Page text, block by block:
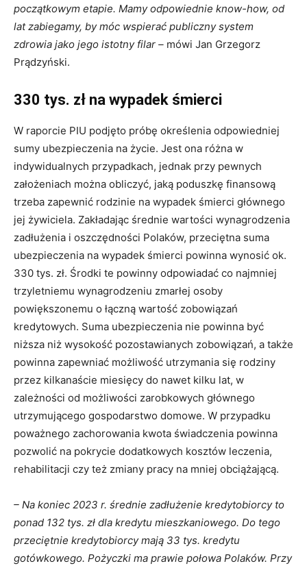
początkowym etapie. Mamy odpowiednie know-how, od
lat zabiegamy, by móc wspierać publiczny system
zdrowia jako jego istotny filar – mówi Jan Grzegorz
Prądzyński.
330 tys. zł na wypadek śmierci
W raporcie PIU podjęto próbę określenia odpowiedniej
sumy ubezpieczenia na życie. Jest ona różna w
indywidualnych przypadkach, jednak przy pewnych
założeniach można obliczyć, jaką poduszkę finansową
trzeba zapewnić rodzinie na wypadek śmierci głównego
jej żywiciela. Zakładając średnie wartości wynagrodzenia
zadłużenia i oszczędności Polaków, przeciętna suma
ubezpieczenia na wypadek śmierci powinna wynosić ok.
330 tys. zł. Środki te powinny odpowiadać co najmniej
trzyletniemu wynagrodzeniu zmarłej osoby
powiększonemu o łączną wartość zobowiązań
kredytowych. Suma ubezpieczenia nie powinna być
niższa niż wysokość pozostawianych zobowiązań, a także
powinna zapewniać możliwość utrzymania się rodziny
przez kilkanaście miesięcy do nawet kilku lat, w
zależności od możliwości zarobkowych głównego
utrzymującego gospodarstwo domowe. W przypadku
poważnego zachorowania kwota świadczenia powinna
pozwolić na pokrycie dodatkowych kosztów leczenia,
rehabilitacji czy też zmiany pracy na mniej obciążającą.
– Na koniec 2023 r. średnie zadłużenie kredytobiorcy to
ponad 132 tys. zł dla kredytu mieszkaniowego. Do tego
przeciętnie kredytobiorcy mają 33 tys. kredytu
gotówkowego. Pożyczki ma prawie połowa Polaków. Przy